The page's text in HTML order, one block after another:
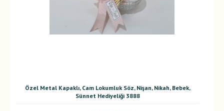
Özel Metal Kapaklı, Cam Lokumluk Söz, Nişan, Nikah, Bebek,
Sünnet Hediyeliği 3888